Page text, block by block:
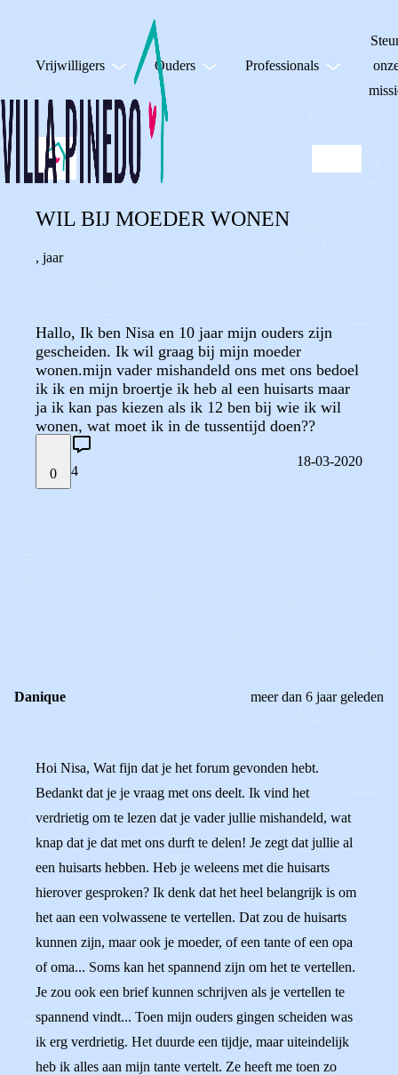
Vrijwilligers Ouders Professionals
WIL BIJ MOEDER WONEN
, jaar
Hallo, Ik ben Nisa en 10 jaar mijn ouders zijn
gescheiden. Ik wil graag bij mijn moeder
wonen.mijn vader mishandeld ons met ons bedoel
ik ik en mijn broertje ik heb al een huisarts maar
ja ik kan pas kiezen als ik 12 ben bij wie ik wil
wonen, wat moet ik in de tussentijd doen??
0 4
18-03-2020
Danique meer dan 6 jaar geleden
Hoi Nisa, Wat fijn dat je het forum gevonden hebt.
Bedankt dat je je vraag met ons deelt. Ik vind het
verdrietig om te lezen dat je vader jullie mishandeld, wat
knap dat je dat met ons durft te delen! Je zegt dat jullie al
een huisarts hebben. Heb je weleens met die huisarts
hierover gesproken? Ik denk dat het heel belangrijk is om
het aan een volwassene te vertellen. Dat zou de huisarts
kunnen zijn, maar ook je moeder, of een tante of een opa
of oma... Soms kan het spannend zijn om het te vertellen.
Je zou ook een brief kunnen schrijven als je vertellen te
spannend vindt... Toen mijn ouders gingen scheiden was
ik erg verdrietig. Het duurde een tijdje, maar uiteindelijk
heb ik alles aan mijn tante vertelt. Ze heeft me toen zo